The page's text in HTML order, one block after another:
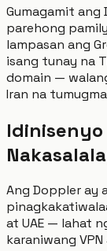
Gumagamit ang
parehong
lampasan ang
isang tunay na
domain —
Iran na
Idinisenyo
Ang Doppler ay
at UAE — lahat
karaniwang